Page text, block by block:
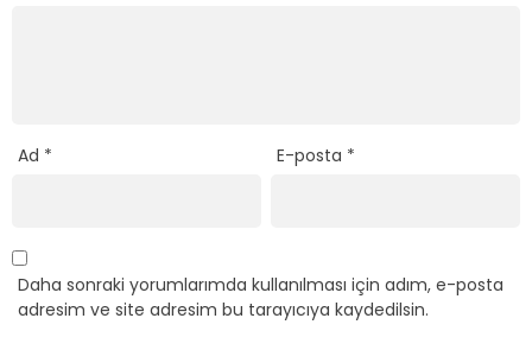
Ad * E-posta *
Daha sonraki yorumlarımda kullanılması için adım, e-posta
adresim ve site adresim bu tarayıcıya kaydedilsin.